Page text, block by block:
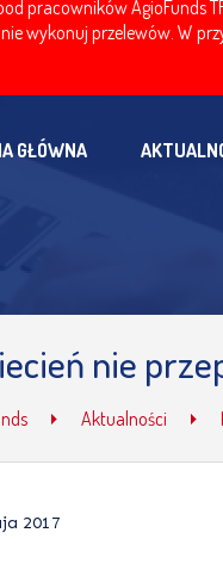
pracowników
wykonuj przelewów. W
GŁÓWNA
nie
Aktualności
2017